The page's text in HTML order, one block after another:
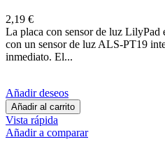
2,19 €
La placa con sensor de luz LilyPad
con un sensor de luz ALS-PT19
inmediato. El...
Añadir deseos
Añadir al carrito
Vista rápida
Añadir a comparar